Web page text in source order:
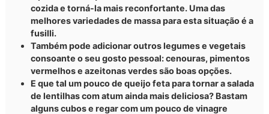
cozida e torná-la mais reconfortante. Uma das
melhores variedades de massa para esta situação é a
fusilli.
Também pode adicionar outros legumes e vegetais
consoante o seu gosto pessoal: cenouras, pimentos
vermelhos e azeitonas verdes são boas opções.
E que tal um pouco de queijo feta para tornar a salada
de lentilhas com atum ainda mais deliciosa? Bastam
alguns cubos e regar com um pouco de vinagre